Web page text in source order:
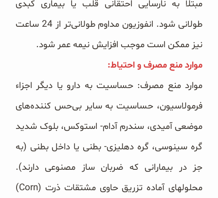
مبتلا به نارسایی احتقانی قلب یا بیماری کبدی
طولانی شود. انفوزیون مداوم طولانی‌تر از 24 ‏ساعت
نیز ممکن است موجب افزایش نیمه عمر شود. ‏
موارد منع مصرف و احتیاط:‏
موارد منع مصرف: حساسیت به دارو یا دیگر اجزاء
فرمولاسیون، حساسیت به سایر بی‌حس کننده‌های
موضعی آمیدی، ‏سندرم آدام- استوکس، بلوک شدید
گره سینوسی، گره دهلیزی- بطنی یا داخل بطنی (به
جز در بیمارانی که ضربان ساز ‏مصنوعی دارند).
محلولهای آماده تزریق حاوی مشتقات ذرت (‏Corn‏)